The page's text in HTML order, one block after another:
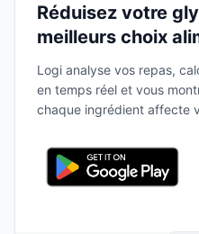
Réduisez votre
meilleurs choix
Logi analyse vos repas,
en temps réel et vous
chaque ingrédient affecte